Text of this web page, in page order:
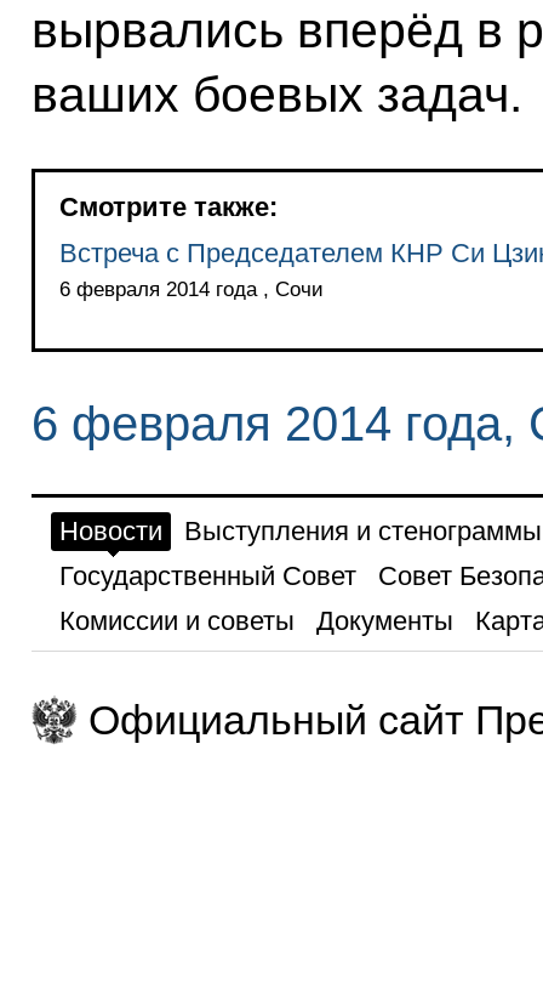
вырвались вперёд в
ваших боевых задач.
Смотрите также:
Встреча с Председателем КНР Си
6 февраля 2014 года , Сочи
6 февраля 2014 года,
Новости
Выступления и стенограммы
Государственный Совет
Совет
Комиссии и советы
Документы
Официальный сайт